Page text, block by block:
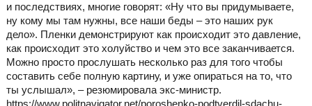
и последствиях, многие говорят: «Ну что вы придумываете,
ну кому мы там нужны, все наши беды – это наших рук
дело». Пленки демонстрируют как происходит это давление,
как происходит это холуйство и чем это все заканчивается.
Можно просто прослушать несколько раз для того чтобы
составить себе полную картину, и уже опираться на то, что
ты услышал», – резюмировала экс-министр.